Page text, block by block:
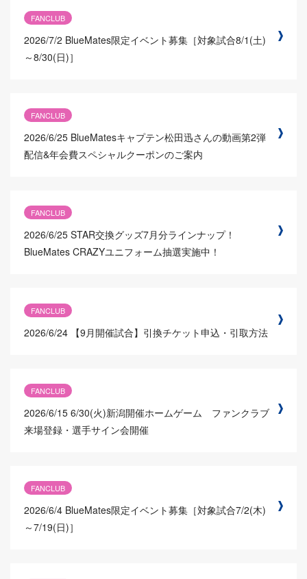
FANCLUB
2026/7/2 BlueMates限定イベント募集［対象試合8/1(土)
～8/30(日)］
FANCLUB
2026/6/25 BlueMatesキャプテン松田迅さんの動画第2弾
配信&年会費スペシャルクーポンのご案内
FANCLUB
2026/6/25 STAR交換グッズ7月分ラインナップ！
BlueMates CRAZYユニフォーム抽選実施中！
FANCLUB
2026/6/24 【9月開催試合】引換チケット申込・引取方法
FANCLUB
2026/6/15 6/30(火)新潟開催ホームゲーム ファンクラブ
来場登録・選手サイン会開催
FANCLUB
2026/6/4 BlueMates限定イベント募集［対象試合7/2(木)
～7/19(日)］